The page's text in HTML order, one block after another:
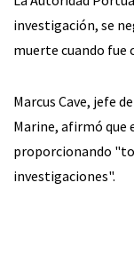
investigación, se
muerte cuando fue
Marcus Cave, jefe
Marine, afirmó que
proporcionando
investigaciones".